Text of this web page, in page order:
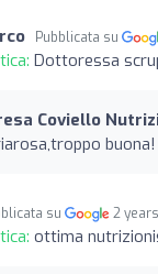
Pubblicata su
Dottoressa
Coviello
su 2
ottima